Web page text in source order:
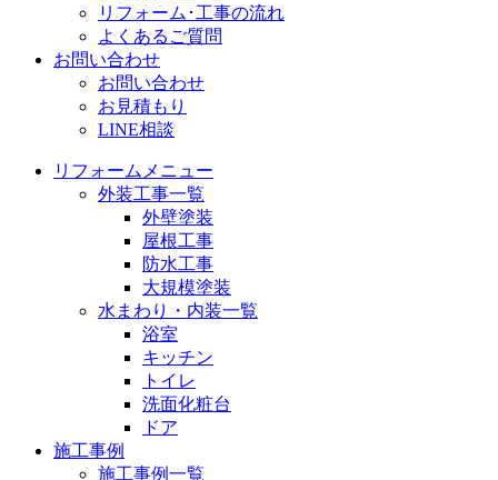
リフォーム･工事の流れ
よくあるご質問
お問い合わせ
お問い合わせ
お見積もり
LINE相談
リフォームメニュー
外装工事一覧
外壁塗装
屋根工事
防水工事
大規模塗装
水まわり・内装一覧
浴室
キッチン
トイレ
洗面化粧台
ドア
施工事例
施工事例一覧